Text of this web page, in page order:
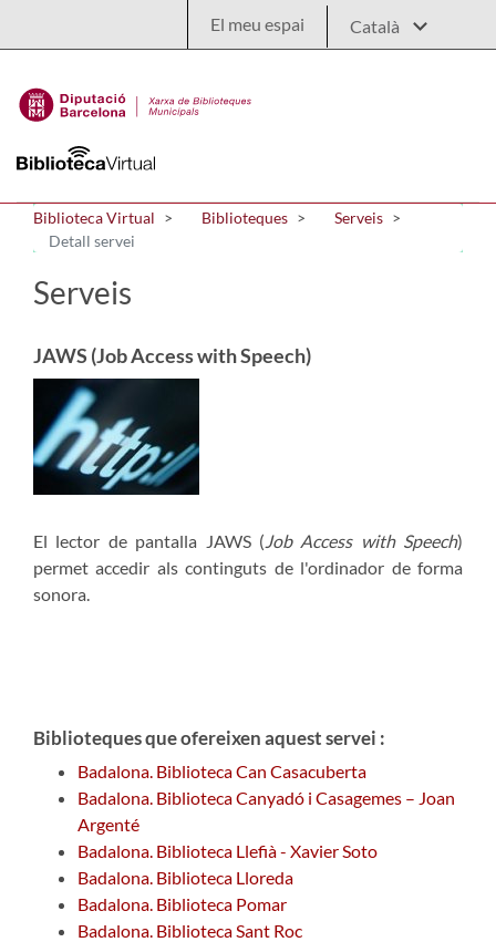
El meu espai
Biblioteca Virtual Biblioteques
Serveis
Detall servei
Serveis
JAWS (Job Access with Speech)
El lector de pantalla JAWS (Job Access with Speech)
permet accedir als continguts de l'ordinador de forma
sonora.
Biblioteques que ofereixen aquest servei :
Badalona. Biblioteca Can Casacuberta
Badalona. Biblioteca Canyadó i Casagemes – Joan
Argenté
Badalona. Biblioteca Llefià - Xavier Soto
Badalona. Biblioteca Lloreda
Badalona. Biblioteca Pomar
Badalona. Biblioteca Sant Roc